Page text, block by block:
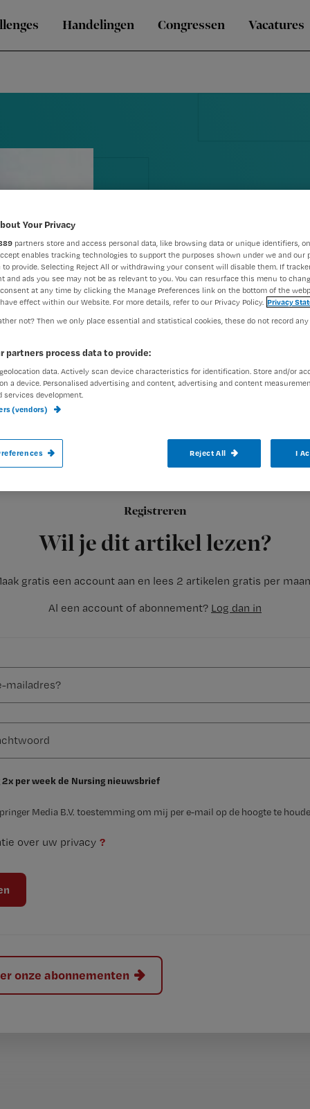
Handelingen Congressen Vacatures
6 Vragen
door de
Auteur:
Registreren
Wil je dit artikel lezen?
gratis een account aan en lees 2 artikelen gratis per
Al een account of abonnement? Log dan in
2x per week de Nursing nieuwsbrief
Media B.V. toestemming om mij per e-mail op de hoogte te
over uw privacy ?
onze abonnementen
Een chronische verstoring van het dag-
en het ritme van de lichaamsfuncties
van melatonine. Een verstoorde
Your Privacy
partners store and access personal data, like browsing data or unique identifiers,
enables tracking technologies to support the purposes shown under we and our
to provide. Selecting Reject All or withdrawing your consent will disable them. If
and ads you see may not be as relevant to you. You can resurface this menu to
at any time by clicking the Manage Preferences link on the bottom of the
effect within our Website. For more details, refer to our Privacy Policy. Privacy
not? Then we only place essential and statistical cookies, these do not record
partners process data to provide:
data. Actively scan device characteristics for identification. Store and/or
a device. Personalised advertising and content, advertising and content
services development.
(vendors)
Reject All I